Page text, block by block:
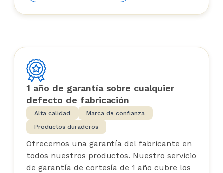
1 año de garantía sobre cualquier
defecto de fabricación
Alta calidad
Marca de confianza
Productos duraderos
Ofrecemos una garantía del fabricante en
todos nuestros productos. Nuestro servicio
de garantía de cortesía de 1 año cubre los